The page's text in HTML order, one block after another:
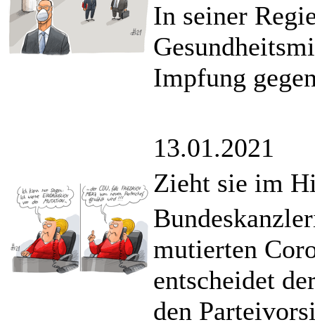
In seiner
Impfung
13.01.2021
Zieht sie im
mutierten
entscheidet
den